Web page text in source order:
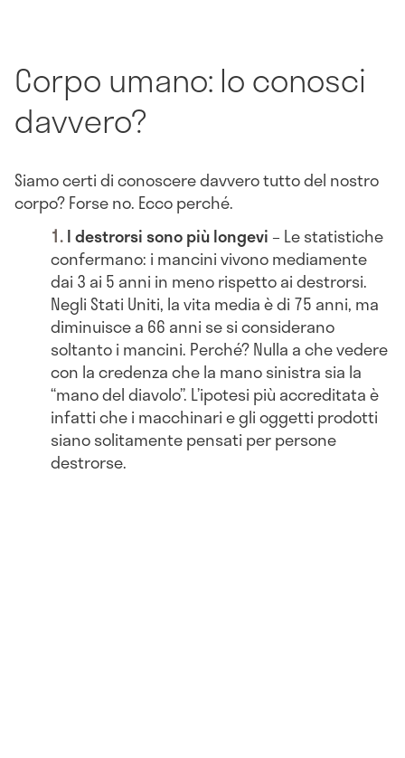
Corpo umano: lo conosci
davvero?
Siamo certi di conoscere davvero tutto del nostro
corpo? Forse no. Ecco perché.
I destrorsi sono più longevi – Le statistiche
confermano: i mancini vivono mediamente
dai 3 ai 5 anni in meno rispetto ai destrorsi.
Negli Stati Uniti, la vita media è di 75 anni, ma
diminuisce a 66 anni se si considerano
soltanto i mancini. Perché? Nulla a che vedere
con la credenza che la mano sinistra sia la
“mano del diavolo”. L’ipotesi più accreditata è
infatti che i macchinari e gli oggetti prodotti
siano solitamente pensati per persone
destrorse.